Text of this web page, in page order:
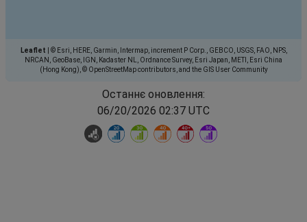
Leaflet
© Esri, HERE, Garmin, Intermap, increment P Corp., GEBCO, USGS, FAO, NPS,
NRCAN, GeoBase, IGN, Kadaster NL, Ordnance Survey, Esri Japan, METI, Esri China
(Hong Kong), © OpenStreetMap contributors, and the GIS User Community
Останнє оновлення:
06/20/2026 02:37 UTC